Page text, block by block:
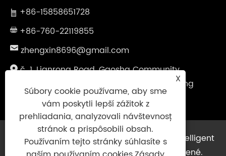
+86-15858651728
+86-760-22119855
zhengxin8696@gmail.com
č. 1, Lianrong Road, Gaosha Community,
Xiaolan Town, Zhongshan City, Guangdong
Province, Čína
Copyright © 2025 Guangdong Zhengxin Intelligent
Technology Co., Ltd. Všetky práva vyhradené.
X
Súbory cookie používame, aby sme
vám poskytli lepší zážitok z
prehliadania, analyzovali návštevnosť
stránok a prispôsobili obsah.
Používaním tejto stránky súhlasíte s